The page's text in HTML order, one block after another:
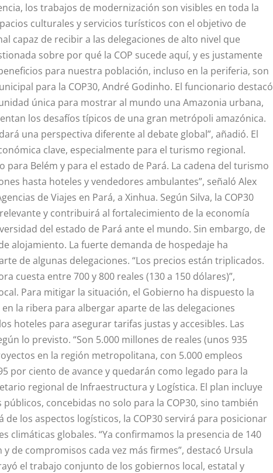
los trabajos de modernización son visibles en toda la
culturales y servicios turísticos con el objetivo de
capaz de recibir a las delegaciones de alto nivel que
sobre por qué la COP sucede aquí, y es justamente
para nuestra población, incluso en la periferia, son
para la COP30, André Godinho. El funcionario destacó
única para mostrar al mundo una Amazonia urbana,
los desafíos típicos de una gran metrópoli amazónica.
una perspectiva diferente al debate global”, añadió. El
clave, especialmente para el turismo regional.
Belém y para el estado de Pará. La cadena del turismo
hasta hoteles y vendedores ambulantes”, señaló Alex
de Viajes en Pará, a Xinhua. Según Silva, la COP30
y contribuirá al fortalecimiento de la economía
del estado de Pará ante el mundo. Sin embargo, de
alojamiento. La fuerte demanda de hospedaje ha
de algunas delegaciones. “Los precios están triplicados.
cuesta entre 700 y 800 reales (130 a 150 dólares)”,
Para mitigar la situación, el Gobierno ha dispuesto la
la ribera para albergar aparte de las delegaciones
hoteles para asegurar tarifas justas y accesibles. Las
lo previsto. “Son 5.000 millones de reales (unos 935
en la región metropolitana, con 5.000 empleos
por ciento de avance y quedarán como legado para la
regional de Infraestructura y Logística. El plan incluye
concebidas no solo para la COP30, sino también
los aspectos logísticos, la COP30 servirá para posicionar
climáticas globales. “Ya confirmamos la presencia de 140
de compromisos cada vez más firmes”, destacó Ursula
el trabajo conjunto de los gobiernos local, estatal y